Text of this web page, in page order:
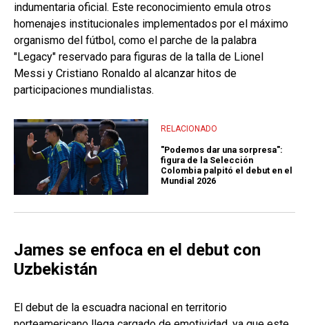
indumentaria oficial. Este reconocimiento emula otros
homenajes institucionales implementados por el máximo
organismo del fútbol, como el parche de la palabra
"Legacy" reservado para figuras de la talla de Lionel
Messi y Cristiano Ronaldo al alcanzar hitos de
participaciones mundialistas.
RELACIONADO
"Podemos dar una sorpresa":
figura de la Selección
Colombia palpitó el debut en el
Mundial 2026
James se enfoca en el debut con
Uzbekistán
El debut de la escuadra nacional en territorio